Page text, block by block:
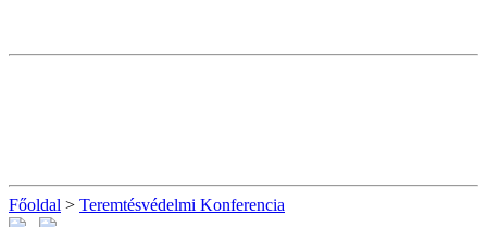
Főoldal > Teremtésvédelmi Konferencia